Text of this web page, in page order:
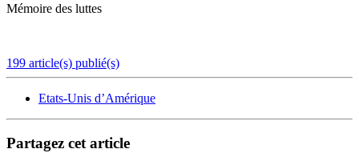
Mémoire des luttes
199 article(s) publié(s)
Etats-Unis d’Amérique
Partagez cet article